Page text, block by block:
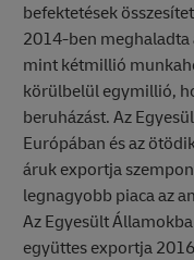
befektetések
2014-ben meghaladta
mint kétmillió
körülbelül egymillió,
beruházást. Az
Európában és az
áruk exportja
legnagyobb piaca az
Az Egyesült
együttes exportja